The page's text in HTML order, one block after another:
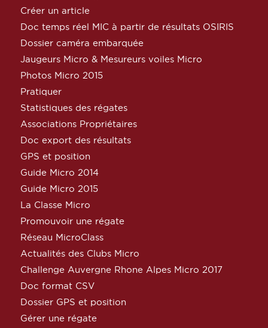
Créer un article
Doc temps réel MIC à partir de résultats OSIRIS
Dossier caméra embarquée
Jaugeurs Micro & Mesureurs voiles Micro
Photos Micro 2015
Pratiquer
Statistiques des régates
Associations Propriétaires
Doc export des résultats
GPS et position
Guide Micro 2014
Guide Micro 2015
La Classe Micro
Promouvoir une régate
Réseau MicroClass
Actualités des Clubs Micro
Challenge Auvergne Rhone Alpes Micro 2017
Doc format CSV
Dossier GPS et position
Gérer une régate